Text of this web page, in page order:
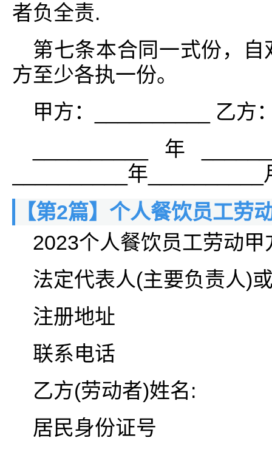
者负全责.
第七条本合同一式份，
方至少各执一份。
甲方：__________ 乙方
__________年
__________年
【第2篇】个人餐饮员工劳
2023个人餐饮员工劳动
法定代表人(主要负责人)
注册地址
联系电话
乙方(劳动者)姓名:
居民身份证号